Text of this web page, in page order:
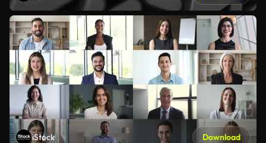
iStock Download